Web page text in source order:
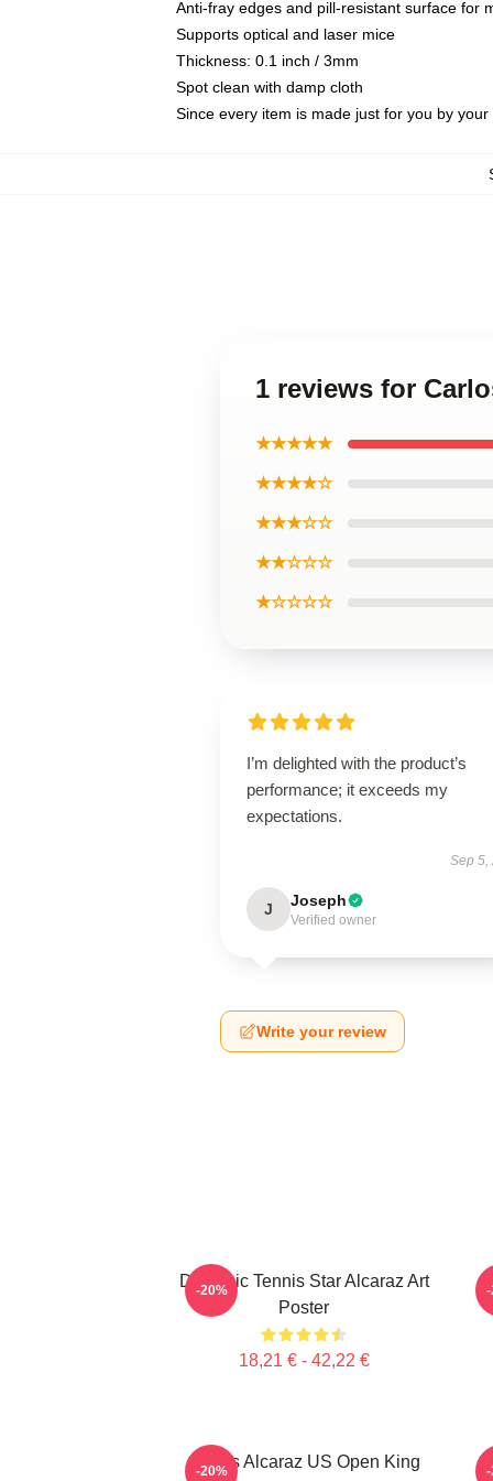
Anti-fray edges and pill-resistant surface for
Supports optical and laser mice
Thickness: 0.1 inch / 3mm
Spot clean with damp cloth
Since every item is made just for you by
1 reviews for
★★★★★
★★★★☆
★★★☆☆
★★☆☆☆
★☆☆☆☆
I’m delighted with the product’s
performance; it exceeds my
expectations.
Sep 5,
J Joseph
Verified owner
Write your review
Dynamic Tennis Star Alcaraz Art
Poster
18,21 € - 42,22 €
-20% -
Carlos Alcaraz US Open King
-20% -